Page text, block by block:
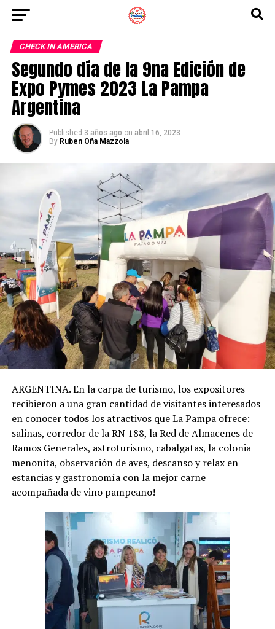
CHECK IN AMERICA
Segundo día de la 9na Edición de
Expo Pymes 2023 La Pampa
Argentina
Published 3 años ago on abril 16, 2023
By Ruben Oña Mazzola
ARGENTINA. En la carpa de turismo, los expositores
recibieron a una gran cantidad de visitantes interesados
en conocer todos los atractivos que La Pampa ofrece:
salinas, corredor de la RN 188, la Red de Almacenes de
Ramos Generales, astroturismo, cabalgatas, la colonia
menonita, observación de aves, descanso y relax en
estancias y gastronomía con la mejor carne
acompañada de vino pampeano!